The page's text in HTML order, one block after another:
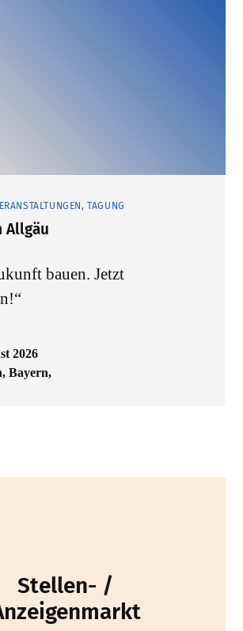
TAGUNG
Allgäu
bauen. Jetzt
2026
Bayern,
Stellen- /